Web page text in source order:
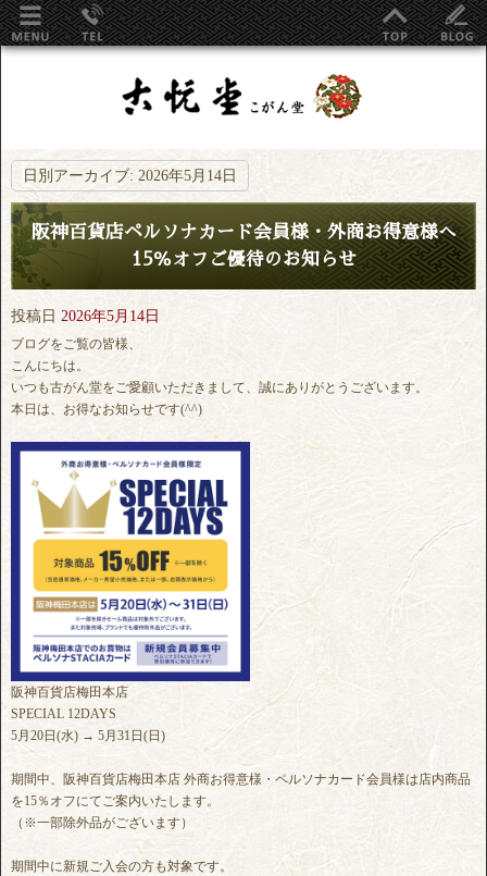
日別アーカイブ:2026年5月14日
阪神百貨店ペルソナカード会員様・外商お得意様へ
15％オフご優待のお知らせ
投稿日 2026年5月14日
ブログをご覧の皆様、
こんにちは。
いつも古がん堂をご愛顧いただきまして、誠にありがとうございます。
本日は、お得なお知らせです(^^)
阪神百貨店梅田本店
SPECIAL 12DAYS
5月20日(水) → 5月31日(日)
期間中、阪神百貨店梅田本店 外商お得意様・ペルソナカード会員様は店内商品
を15％オフにてご案内いたします。
（※一部除外品がございます）
期間中に新規ご入会の方も対象です。